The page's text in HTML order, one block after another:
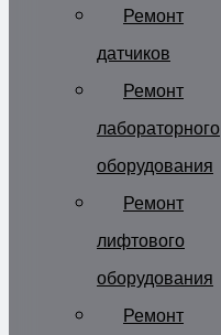
Ремонт
датчиков
Ремонт
лабораторного
оборудования
Ремонт
лифтового
оборудования
Ремонт